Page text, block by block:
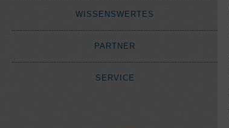
WISSENSWERTES
PARTNER
SERVICE